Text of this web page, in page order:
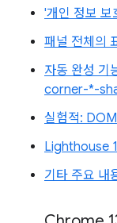
'개인 정보 보
패널 전체의
자동 완성 기
corner-*-
실험적:
Lighthouse
기타 주요 내